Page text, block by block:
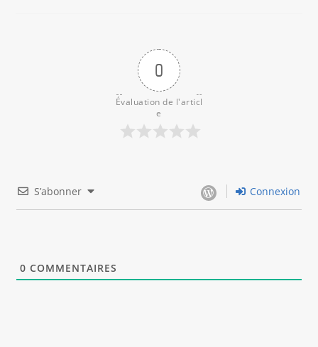
0
Évaluation de l'articl
e
S’abonner Connexion
0 COMMENTAIRES